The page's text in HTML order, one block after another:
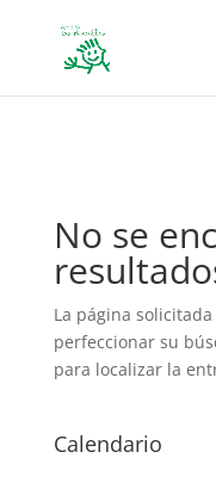
No se
La página
perfeccionar su
para localizar la
Calendario